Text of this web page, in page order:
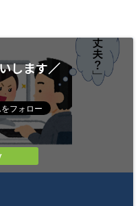
します／